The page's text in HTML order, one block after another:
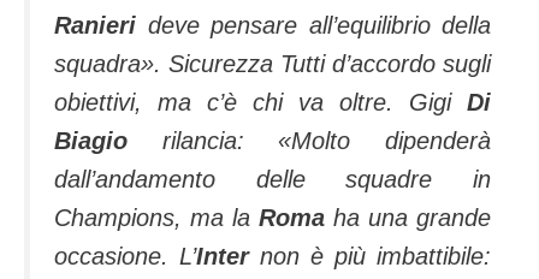
Ranieri deve pensare all’equilibrio della
squadra». Sicurezza Tutti d’accordo sugli
obiettivi, ma c’è chi va oltre. Gigi Di
Biagio rilancia: «Molto dipenderà
dall’andamento delle squadre in
Champions, ma la Roma ha una grande
occasione. L’Internon è più imbattibile: